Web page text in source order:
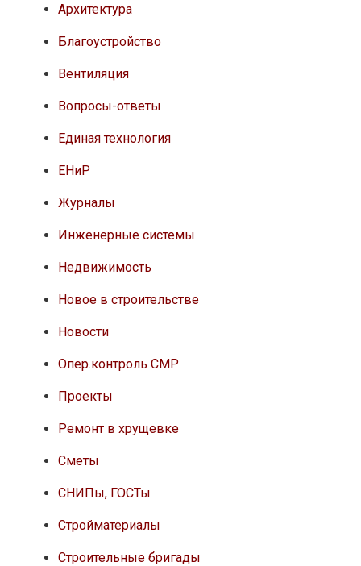
Архитектура
Благоустройство
Вентиляция
Вопросы-ответы
Единая технология
ЕНиР
Журналы
Инженерные системы
Недвижимость
Новое в строительстве
Новости
Опер.контроль СМР
Проекты
Ремонт в хрущевке
Сметы
СНИПы, ГОСТы
Стройматериалы
Строительные бригады